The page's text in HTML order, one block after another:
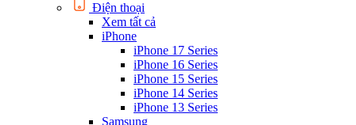
Điện thoại
Xem tất cả
iPhone
iPhone 17 Series
iPhone 16 Series
iPhone 15 Series
iPhone 14 Series
iPhone 13 Series
Samsung